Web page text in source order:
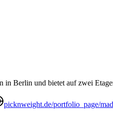
Berlin und bietet auf zwei
picknweight.de/portfolio_page/